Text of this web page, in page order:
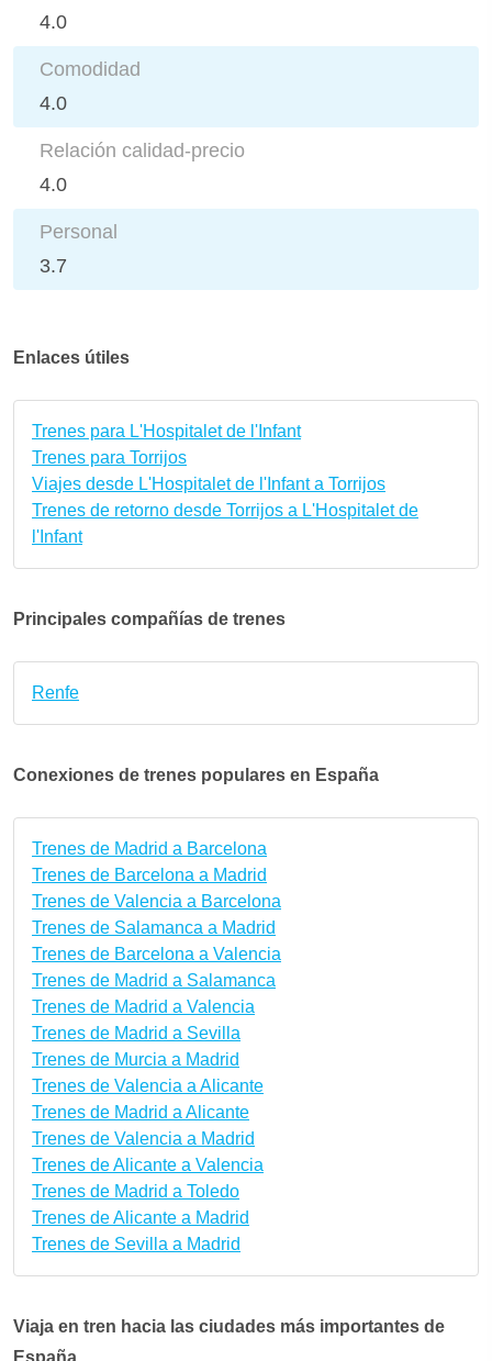
4.0
Comodidad
4.0
Relación calidad-precio
4.0
Personal
3.7
Enlaces útiles
Trenes para L'Hospitalet de l'Infant
Trenes para Torrijos
Viajes desde L'Hospitalet de l'Infant a Torrijos
Trenes de retorno desde Torrijos a L'Hospitalet de
l'Infant
Principales compañías de trenes
Renfe
Conexiones de trenes populares en España
Trenes de Madrid a Barcelona
Trenes de Barcelona a Madrid
Trenes de Valencia a Barcelona
Trenes de Salamanca a Madrid
Trenes de Barcelona a Valencia
Trenes de Madrid a Salamanca
Trenes de Madrid a Valencia
Trenes de Madrid a Sevilla
Trenes de Murcia a Madrid
Trenes de Valencia a Alicante
Trenes de Madrid a Alicante
Trenes de Valencia a Madrid
Trenes de Alicante a Valencia
Trenes de Madrid a Toledo
Trenes de Alicante a Madrid
Trenes de Sevilla a Madrid
Viaja en tren hacia las ciudades más importantes de
España